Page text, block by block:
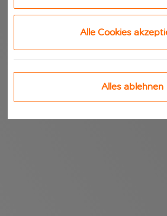
Alle Cookies
Alles ablehnen